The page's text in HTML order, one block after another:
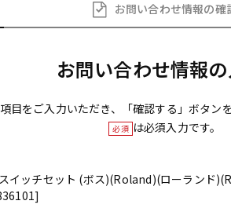
お問い合わせ情報の確
お問い合わせ情報
目をご入力いただき、「確認する」ボタン
必須 は必須入力です。
イッチセット (ボス)(Roland)(ローランド